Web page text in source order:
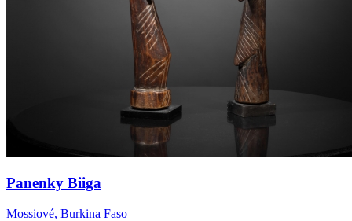
Panenky Biiga
Mossiové, Burkina Faso